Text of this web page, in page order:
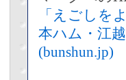
「えごしを
本ハム・江
(bunshun.jp)